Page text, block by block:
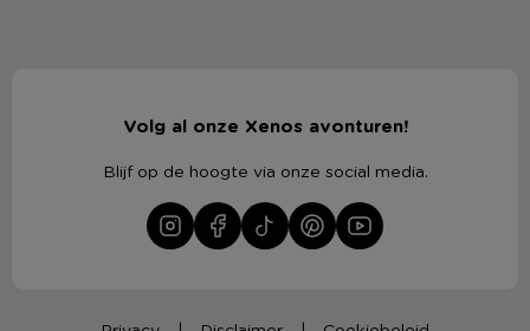
Volg al onze Xenos avonturen!
Blijf op de hoogte via onze social media.